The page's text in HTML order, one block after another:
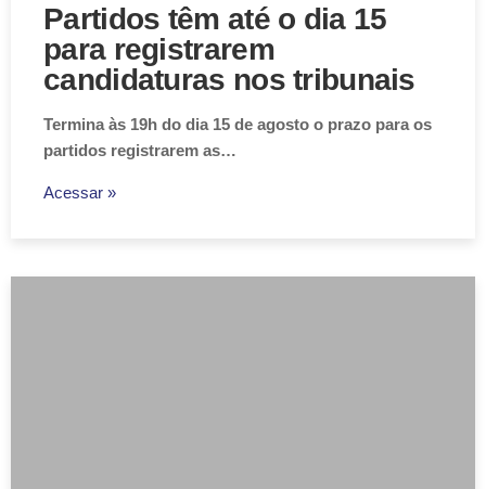
Partidos têm até o dia 15
para registrarem
candidaturas nos tribunais
Termina às 19h do dia 15 de agosto o prazo para os
partidos registrarem as…
Acessar »